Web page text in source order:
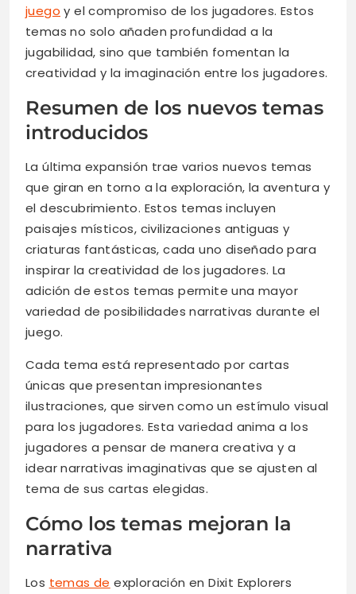
juego y el compromiso de los jugadores. Estos
temas no solo añaden profundidad a la
jugabilidad, sino que también fomentan la
creatividad y la imaginación entre los jugadores.
Resumen de los nuevos temas
introducidos
La última expansión trae varios nuevos temas
que giran en torno a la exploración, la aventura y
el descubrimiento. Estos temas incluyen
paisajes místicos, civilizaciones antiguas y
criaturas fantásticas, cada uno diseñado para
inspirar la creatividad de los jugadores. La
adición de estos temas permite una mayor
variedad de posibilidades narrativas durante el
juego.
Cada tema está representado por cartas
únicas que presentan impresionantes
ilustraciones, que sirven como un estímulo visual
para los jugadores. Esta variedad anima a los
jugadores a pensar de manera creativa y a
idear narrativas imaginativas que se ajusten al
tema de sus cartas elegidas.
Cómo los temas mejoran la
narrativa
Los temas de exploración en Dixit Explorers